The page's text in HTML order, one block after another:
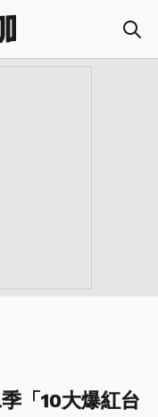
「10大爆紅台